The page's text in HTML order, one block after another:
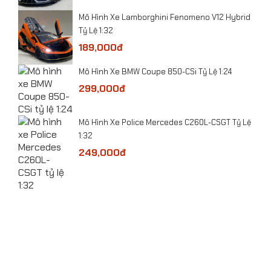
Mô Hình Xe Lamborghini Fenomeno V12 Hybrid
Tỷ Lệ 1:32
189,000đ
Mô Hình Xe BMW Coupe 850-CSi Tỷ Lệ 1:24
299,000đ
​Mô Hình Xe Police Mercedes C260L-CSGT Tỷ Lệ
1:32
249,000đ